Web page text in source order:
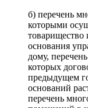
б) перечень
которыми
товарищество
основания
дому,
которых
предыдущем
оснований
перечень